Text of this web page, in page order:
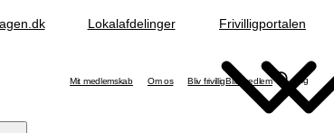
Lokalafdelinger Frivilligportalen
Mit medlemskab Om os Bliv frivilligBliv medlem Søg